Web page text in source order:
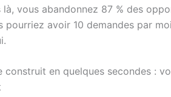
là, vous abandonnez 87 % des
pourriez avoir 10 demandes par
construit en quelques secondes :